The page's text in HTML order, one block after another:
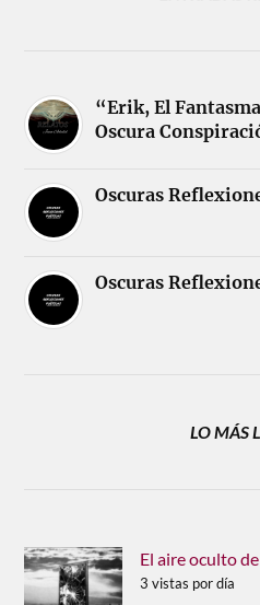
“Erik, El
Oscura
Oscuras
Oscuras
LO MÁS
El aire oculto
3 vistas por día